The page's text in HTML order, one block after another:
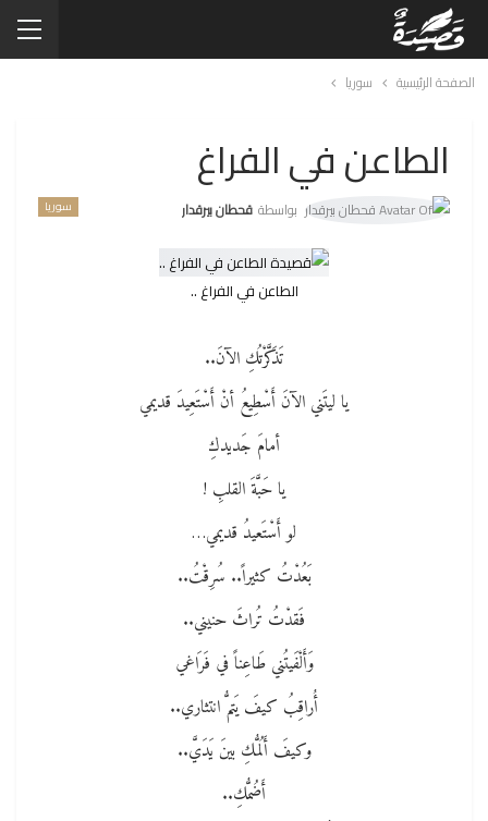
الصفحة الرئيسية سوريا
الطاعن في الفراغ
سوريا بواسطة قحطان بيرقدار
الطاعن في الفراغ ..
تَذَكَّرْتُكِ الآنَ..
يا ليتَني الآنَ أَسْطِيعُ أنْ أَسْتَعِيدَ قديمي
أمامَ جَديدكِ
يا حَبَّةَ القلبِ !
لو أَسْتَعيدُ قديمي…
بَعُدْتُ كثيراً.. سُرِقْتُ..
فَقدْتُ تُراثَ حنيني..
وَأَلْفَيتُني طَاعِناً في فَرَاغي
أُراقِبُ كيفَ يَتمُّ انتثاري..
وكيفَ أَلُمُّكِ بينَ يَدَيَّ..
أَضُمُّكِ..